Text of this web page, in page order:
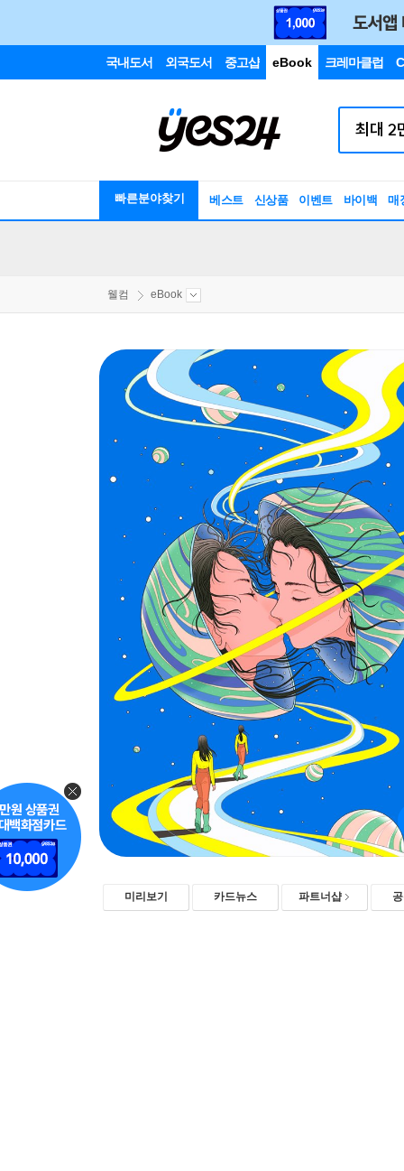
국내도서 외국도서 중고샵 eBook 크레마클럽
빠른분야찾기 베스트 신상품 이벤트 바이백 매
웰컴 eBook
미리보기 카드뉴스 파트너샵